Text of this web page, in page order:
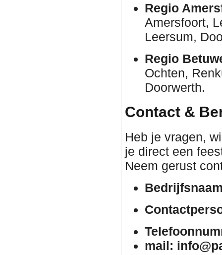
Regio
Amersfoort,
Leersum,
Regio
Ochten,
Doorwerth.
Contact &
Heb je vragen,
je direct een
Neem gerust
mail: